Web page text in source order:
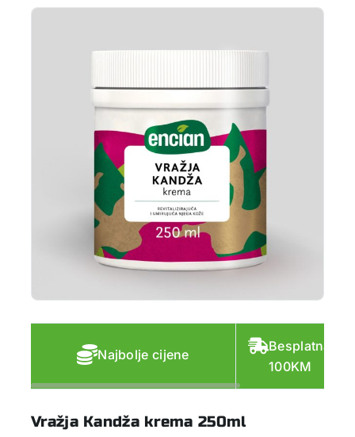
Najbolje cijene
Besplatna
100KM
Vražja Kandža krema 250ml